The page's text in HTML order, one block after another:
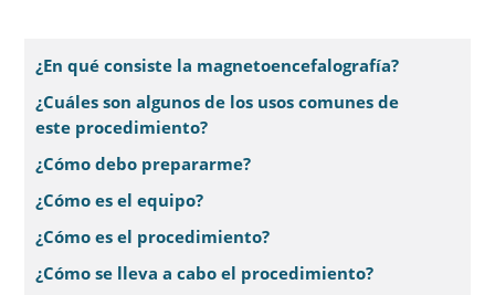
¿En qué consiste la magnetoencefalografía?
¿Cuáles son algunos de los usos comunes de
este procedimiento?
¿Cómo debo prepararme?
¿Cómo es el equipo?
¿Cómo es el procedimiento?
¿Cómo se lleva a cabo el procedimiento?